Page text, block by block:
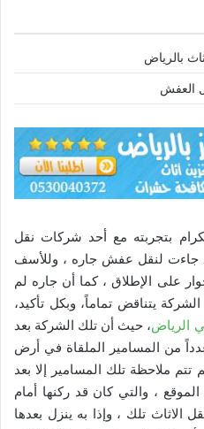
بالرياض
العفش
بتجربته مع أحد شركات نقل
جاءت لنقل عفش جاره ، وللأسف
على الإطلاق ، كما أن جاره لم
يتناقض تماماً، وبكل تأكيد،
الرياض، حيث أن تلك الشركة بعد
من المسامير الملقاة في أرض
تتم ملاحظة تلك المسامير إلا بعد
، والتي كان قد ركنها أمام
الاثاث تلك ، وإذا به ينزل بعدها